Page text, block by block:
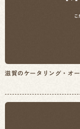
滋賀のケータリング・オ